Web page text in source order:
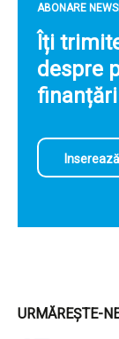
ABONARE
Îți
despre
finanțări
URMĂREȘTE-